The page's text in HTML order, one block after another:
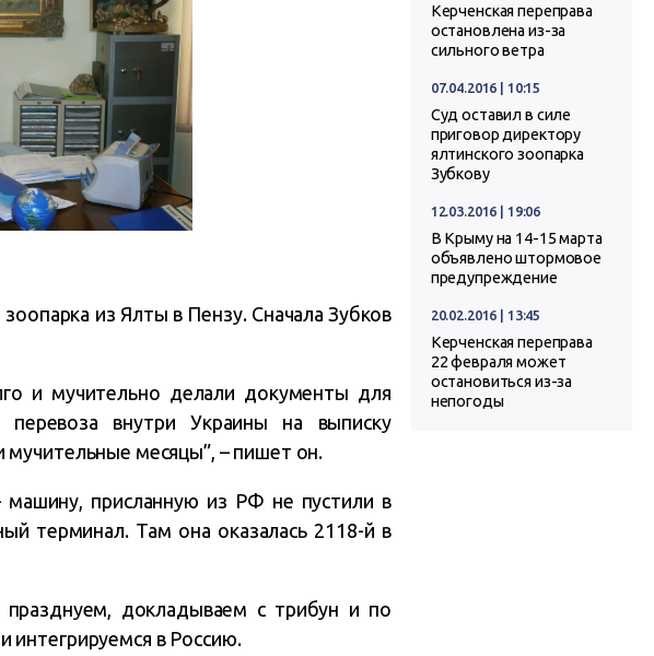
из Ялты в Пензу. Сначала Зубков
и мучительно делали документы для
внутри Украины на выписку
мучительные месяцы”, – пишет он.
машину, присланную из РФ не пустили в
терминал. Там она оказалась 2118-й в
докладываем с трибун и по
интегрируемся в Россию.
Керченская переправа
остановлена из-за
сильного ветра
07.04.2016 | 10:15
Суд оставил в силе
приговор директору
ялтинского зоопарка
Зубкову
12.03.2016 | 19:06
В Крыму на 14-15 марта
объявлено штормовое
предупреждение
20.02.2016 | 13:45
Керченская переправа
22 февраля может
остановиться из-за
непогоды